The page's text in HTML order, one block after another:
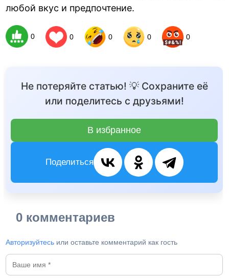
любой вкус и предпочтение.
0 0 0 0 0
Не потеряйте статью! 💡 Сохраните её
или поделитесь с друзьями!
В избранное
Поделиться
0 комментариев
Авторизуйтесь или оставьте комментарий как гость